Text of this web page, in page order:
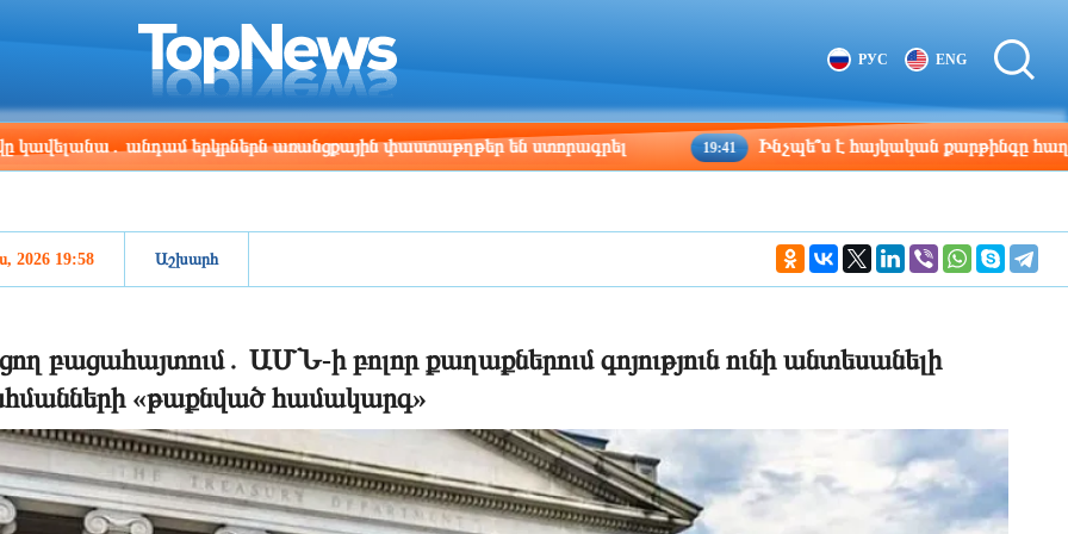
Los Angeles
13:08
Beijing
04:08 РУС ENG
անդամ երկրներն առանցքային փաստաթղթեր են ստորագրել 19:41 Ինչպե՞ս է հայկական քարթինգը հաղթահարում
2026 19:58 Աշխարհ
բացահայտում․ ԱՄՆ-ի բոլոր քաղաքներում գոյություն ունի անտեսանելի
«թաքնված համակարգ»